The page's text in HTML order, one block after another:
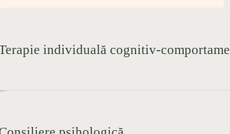
individuală cognitiv-